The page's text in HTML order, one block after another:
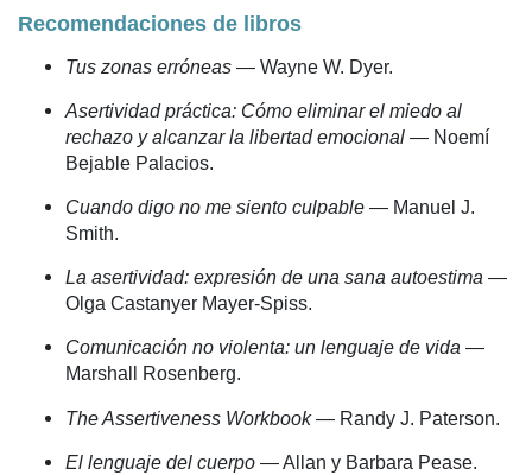
Recomendaciones de libros
Tus zonas erróneas — Wayne W. Dyer.
Asertividad práctica: Cómo eliminar el miedo al
rechazo y alcanzar la libertad emocional — Noemí
Bejable Palacios.
Cuando digo no me siento culpable — Manuel J.
Smith.
La asertividad: expresión de una sana autoestima —
Olga Castanyer Mayer-Spiss.
Comunicación no violenta: un lenguaje de vida —
Marshall Rosenberg.
The Assertiveness Workbook— Randy J. Paterson.
El lenguaje del cuerpo — Allan y Barbara Pease.